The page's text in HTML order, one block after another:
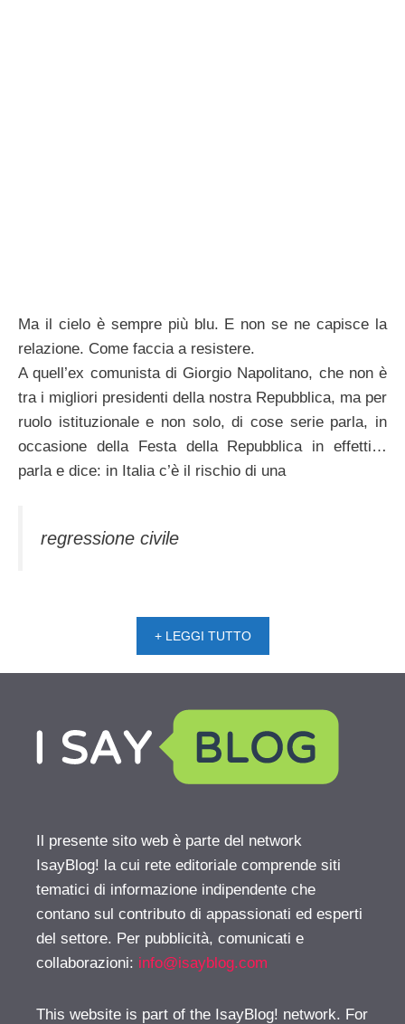
Ma il cielo è sempre più blu. E non se ne capisce la
relazione. Come faccia a resistere.
A quell’ex comunista di Giorgio Napolitano, che non è
tra i migliori presidenti della nostra Repubblica, ma per
ruolo istituzionale e non solo, di cose serie parla, in
occasione della Festa della Repubblica in effetti…
parla e dice: in Italia c’è il rischio di una
regressione civile
+ LEGGI TUTTO
Il presente sito web è parte del network
IsayBlog! la cui rete editoriale comprende siti
tematici di informazione indipendente che
contano sul contributo di appassionati ed esperti
del settore. Per pubblicità, comunicati e
collaborazioni: info@isayblog.com
This website is part of the IsayBlog! network. For